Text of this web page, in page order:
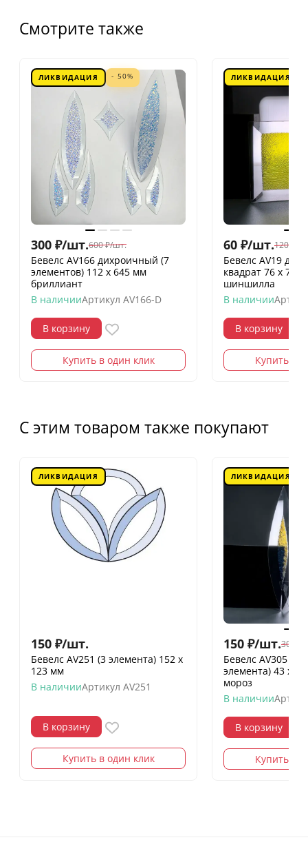
Смотрите также
ЛИКВИДАЦИЯ - 50%
300 ₽/шт.600 ₽/шт.
Бевелс AV166 дихроичный (7
элементов) 112 х 645 мм
бриллиант
В наличииАртикул AV166-D
В корзину
Купить в один клик
ЛИКВИДАЦИЯ
60 ₽/шт.120
Бевелс AV19
квадрат 76 х 76
шиншилла
В наличии
В корзину
Купить в
С этим товаром также покупают
ЛИКВИДАЦИЯ
150 ₽/шт.
Бевелс AV251 (3 элемента) 152 х
123 мм
В наличииАртикул AV251
В корзину
Купить в один клик
ЛИКВИДАЦИЯ
150 ₽/шт.300
Бевелс AV305
элемента) 43 х
мороз
В наличии
В корзину
Купить в